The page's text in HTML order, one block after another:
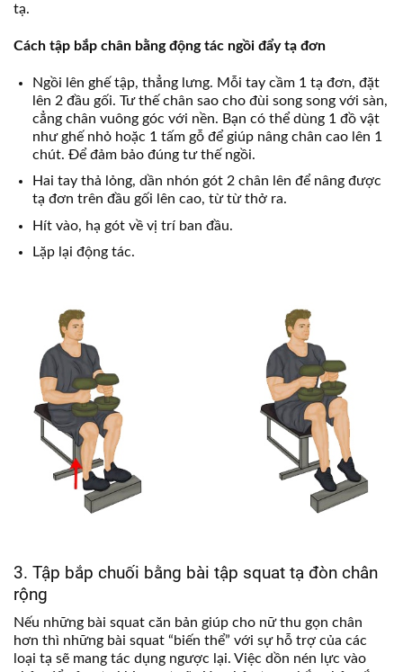
tạ.
Cách tập bắp chân bằng động tác ngồi đẩy tạ đơn
Ngồi lên ghế tập, thẳng lưng. Mỗi tay cầm 1 tạ đơn, đặt
lên 2 đầu gối. Tư thế chân sao cho đùi song song với sàn,
cẳng chân vuông góc với nền. Bạn có thể dùng 1 đồ vật
như ghế nhỏ hoặc 1 tấm gỗ để giúp nâng chân cao lên 1
chút. Để đảm bảo đúng tư thế ngồi.
Hai tay thả lỏng, dần nhón gót 2 chân lên để nâng được
tạ đơn trên đầu gối lên cao, từ từ thở ra.
Hít vào, hạ gót về vị trí ban đầu.
Lặp lại động tác.
3. Tập bắp chuối bằng bài tập squat tạ đòn chân
rộng
Nếu những bài squat căn bản giúp cho nữ thu gọn chân
hơn thì những bài squat “biến thể” với sự hỗ trợ của các
loại tạ sẽ mang tác dụng ngược lại. Việc dồn nén lực vào